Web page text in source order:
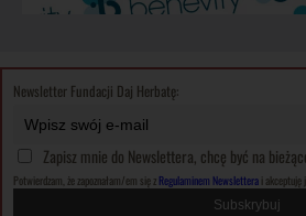
Newsletter Fundacji Daj Herbatę:
Zapisz mnie do Newslettera, chcę być na
Potwierdzam, że zapoznałam/em się z Regulaminem Newslettera i akceptuję